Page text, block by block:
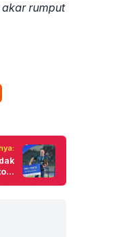
akar rumput